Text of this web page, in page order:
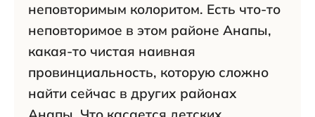
неповторимым колоритом. Есть что-то
неповторимое в этом районе Анапы,
какая-то чистая наивная
провинциальность, которую сложно
найти сейчас в других районах